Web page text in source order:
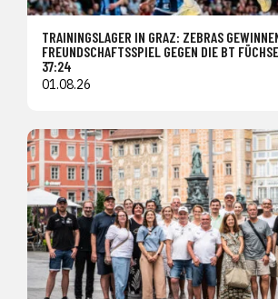
TRAININGSLAGER IN GRAZ: ZEBRAS
FREUNDSCHAFTSSPIEL GEGEN DIE BT
37:24
01.08.26